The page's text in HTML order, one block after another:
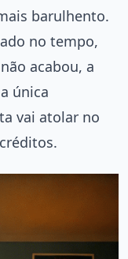
barulhento.
no tempo,
acabou, a
única
vai atolar no